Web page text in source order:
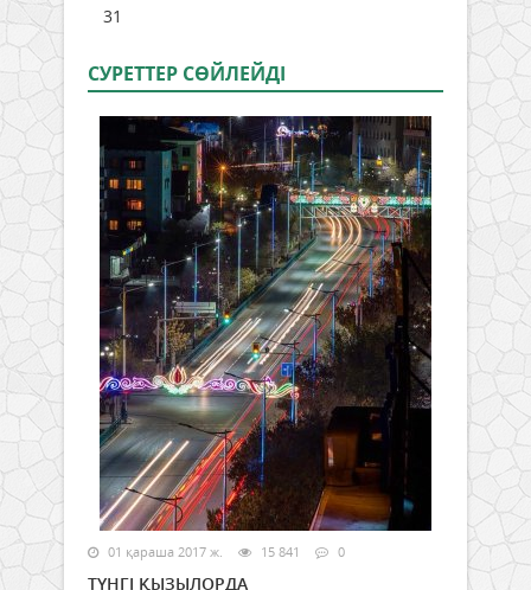
31
СУРЕТТЕР СӨЙЛЕЙДI
01 қараша 2017 ж. 15 841 0
ТҮНГІ ҚЫЗЫЛОРДА